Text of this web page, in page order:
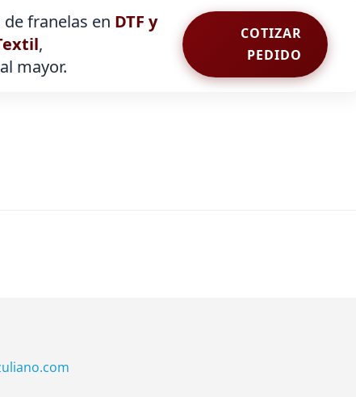
franelas en DTF y
,
mayor.
COTIZAR
PEDIDO